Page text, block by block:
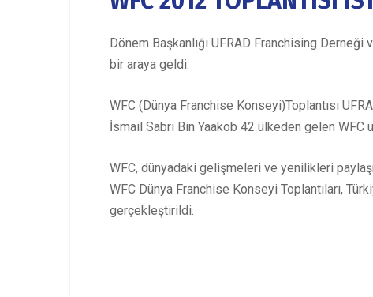
Dönem Başkanlığı UFRAD Franchising
bir araya geldi.
WFC (Dünya Franchise Konseyi)Toplantısı
İsmail Sabri Bin Yaakob 42 ülkeden gelen WFC
WFC, dünyadaki gelişmeleri ve yenilikleri
WFC Dünya Franchise Konseyi Toplantıları,
gerçekleştirildi.